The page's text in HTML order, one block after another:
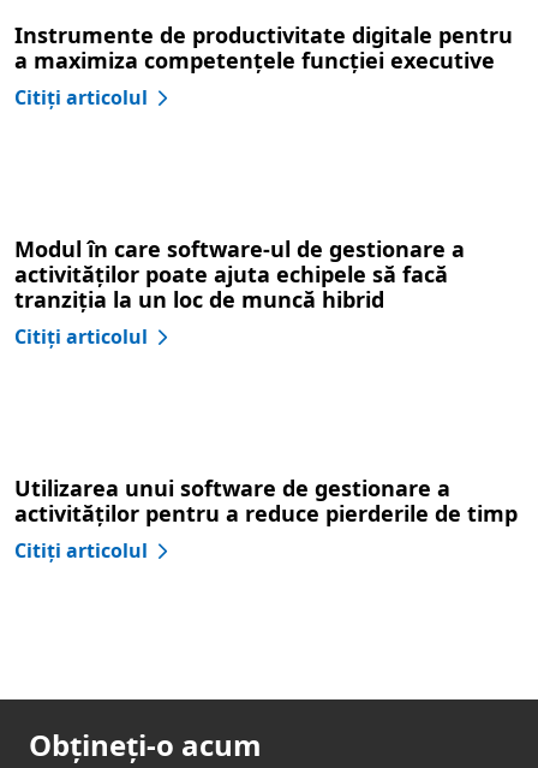
Instrumente de productivitate digitale pentru
a maximiza competențele funcției executive
Citiți articolul
Modul în care software-ul de gestionare a
activităților poate ajuta echipele să facă
tranziția la un loc de muncă hibrid
Citiți articolul
Utilizarea unui software de gestionare a
activităților pentru a reduce pierderile de timp
Citiți articolul
Obțineți-o acum